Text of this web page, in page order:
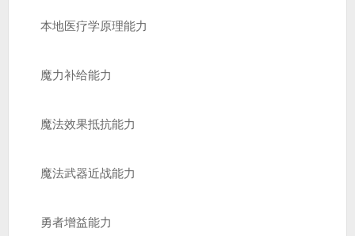
本地医疗学原理能力
魔力补给能力
魔法效果抵抗能力
魔法武器近战能力
勇者增益能力